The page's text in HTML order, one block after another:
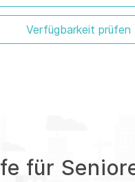
Verfügbarkeit prüfen
für